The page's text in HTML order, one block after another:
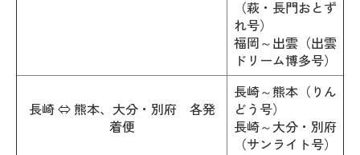
（萩・長門おとず
れ号）
福岡～出雲（出雲
ドリーム博多号）
長崎 ⇔ 熊本、大分・別府 各発
着便
長崎～熊本（りん
どう号）
長崎～大分・別府
（サンライト号）